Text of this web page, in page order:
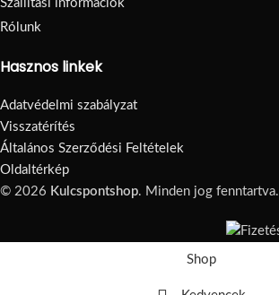
Szállítási információk
Rólunk
Hasznos linkek
Adatvédelmi szabályzat
Visszatérítés
Általános Szerződési Feltételek
Oldaltérkép
© 2026 Kulcspontshop. Minden jog fenntartva.
Shop